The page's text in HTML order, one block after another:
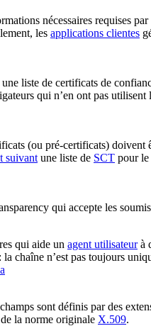
nécessaires requises par
les applications clientes
liste de certificats de
qui n’en ont pas
(ou pré-certificats) doivent
suivant une liste de SCT pour
qui accepte les
qui aide un agent utilisateurà
la chaîne n’est pas toujours
sont définis par des
la norme originale X.509.